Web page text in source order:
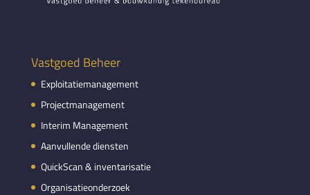
Vastgoed Beheer
Exploitatiemanagement
Projectmanagement
Interim Management
Aanvullende diensten
QuickScan & inventarisatie
Organisatieonderzoek